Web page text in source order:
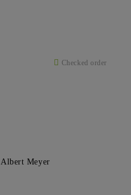
Checked order
Albert Meyer